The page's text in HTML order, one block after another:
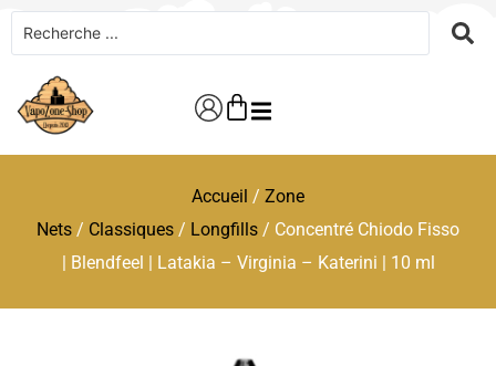
Accueil / Zone
Nets / Classiques / Longfills / Concentré Chiodo Fisso
| Blendfeel | Latakia – Virginia – Katerini | 10 ml